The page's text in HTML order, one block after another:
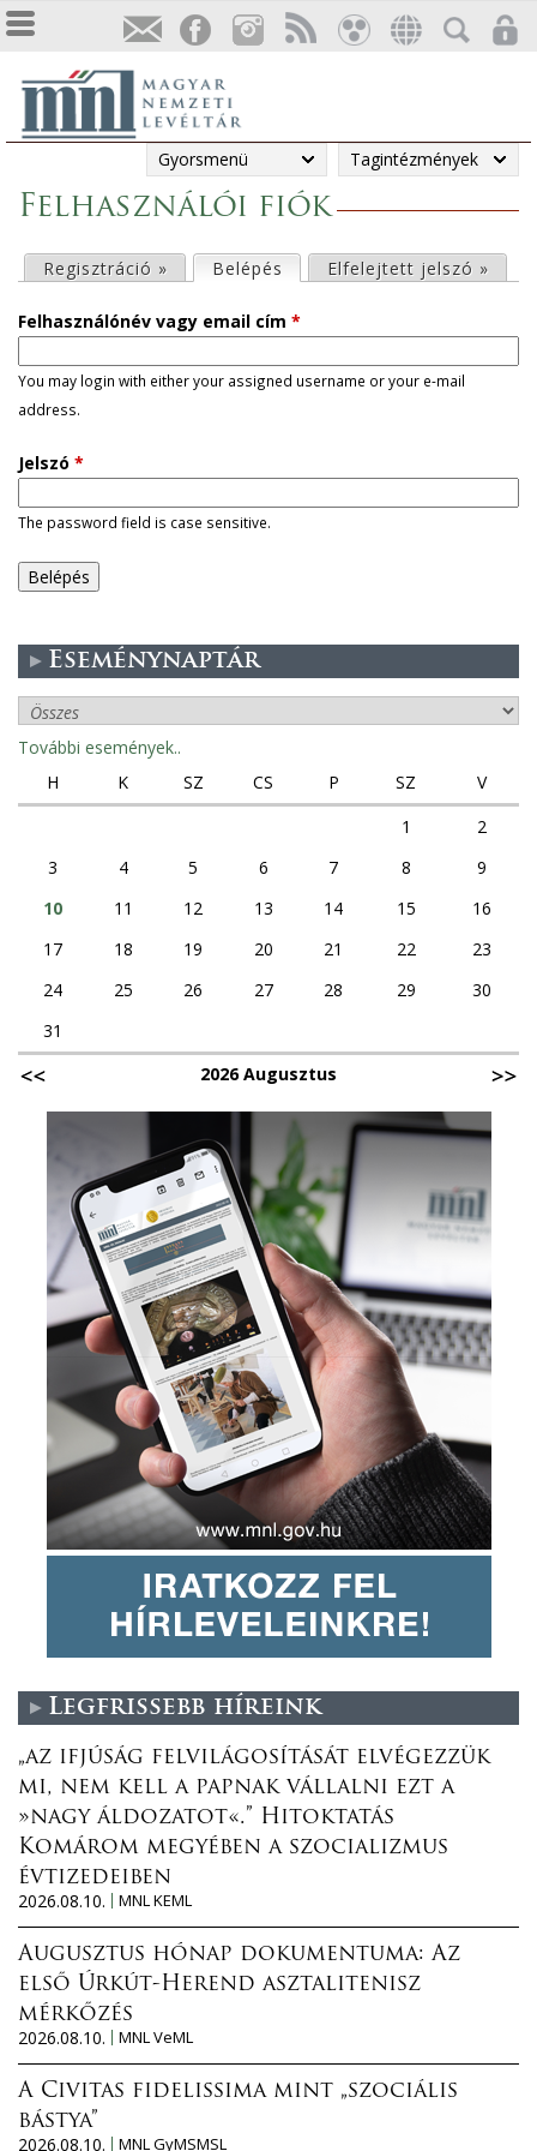
Gyorsmenü Tagintézmények
Felhasználói fiók
l
s
ő
d
l
e
e
s
Regisztráció » Belépés (aktív fül)Elfelejtett jelszó »
Felhasználónév vagy email cím *
You may login with either your assigned username or your e-mail
address.
Jelszó *
The password field is case sensitive.
Eseménynaptár
További események..
H
K SZ CS P SZ
V
1
2
3
4 5 6 7 8
9
10
11 12 13 14 15
16
17
18 19 20 21 22
23
24
25 26 27 28 29
30
31
2026 Augusztus
Legfrissebb híreink
„az ifjúság felvilágosítását elvégezzük
mi, nem kell a papnak vállalni ezt a
»nagy áldozatot«.” Hitoktatás
Komárom megyében a szocializmus
évtizedeiben
2026.08.10.
MNL KEML
Augusztus hónap dokumentuma: Az
első Úrkút-Herend asztalitenisz
mérkőzés
2026.08.10.
MNL VeML
A Civitas fidelissima mint „szociális
bástya”
2026.08.10.
MNL GyMSMSL